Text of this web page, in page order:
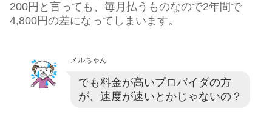
200円と言っても、毎月払うものなので2年間で
4,800円の差になってしまいます。
メルちゃん
でも料金が高いプロバイダの方
が、速度が速いとかじゃないの？